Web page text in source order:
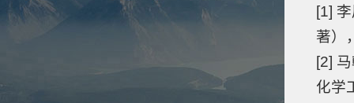
[1]
著）
[2]
化学